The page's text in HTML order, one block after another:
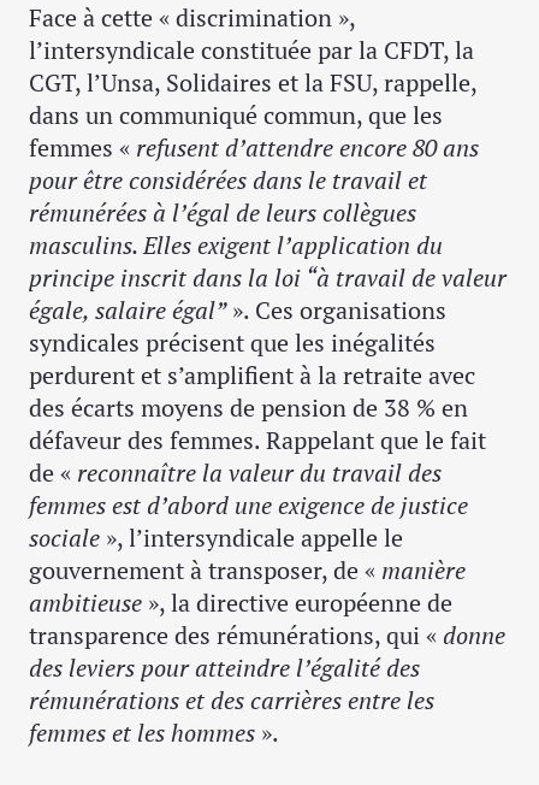
Face à cette « discrimination »,
l’intersyndicale constituée par la CFDT, la
CGT, l’Unsa, Solidaires et la FSU, rappelle,
dans un communiqué commun, que les
femmes « refusent d’attendre encore 80 ans
pour être considérées dans le travail et
rémunérées à l’égal de leurs collègues
masculins. Elles exigent l’application du
principe inscrit dans la loi “à travail de valeur
égale, salaire égal”». Ces organisations
syndicales précisent que les inégalités
perdurent et s’amplifient à la retraite avec
des écarts moyens de pension de 38 % en
défaveur des femmes. Rappelant que le fait
de « reconnaître la valeur du travail des
femmes est d’abord une exigence de justice
sociale », l’intersyndicale appelle le
gouvernement à transposer, de « manière
ambitieuse », la directive européenne de
transparence des rémunérations, qui « donne
des leviers pour atteindre l’égalité des
rémunérations et des carrières entre les
femmes et les hommes ».